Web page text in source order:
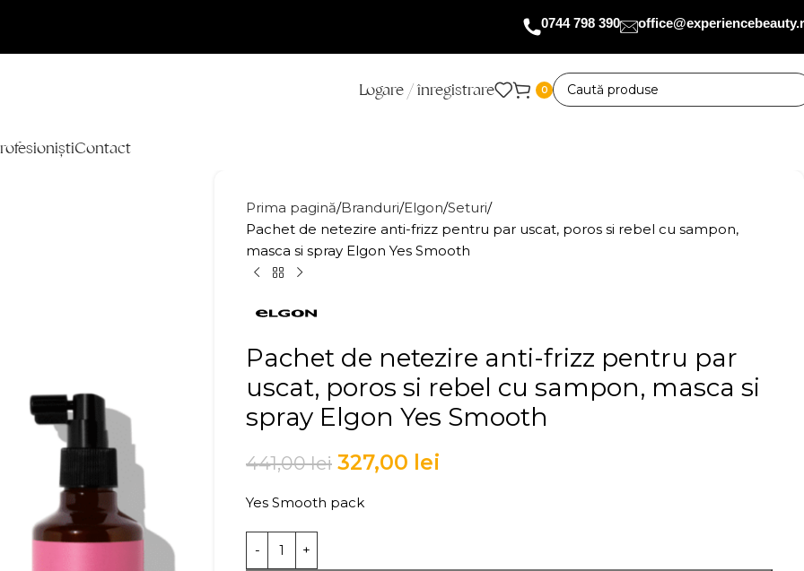
0744 798 390
Logare / înregistrare 0
Contact
Prima pagină Branduri Elgon Seturi
Pachet de netezire anti-frizz pentru par uscat, poros si rebel cu sampon,
masca si spray Elgon Yes Smooth
Pachet de netezire anti-frizz pentru par
uscat, poros si rebel cu sampon, masca si
spray Elgon Yes Smooth
441,00lei 327,00 lei
Yes Smooth pack